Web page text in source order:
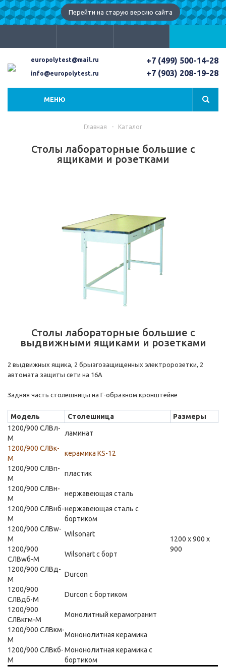
Перейти на старую версию сайта
europolytest@mail.ru
info@europolytest.ru
+7 (499) 500-14-28
+7 (903) 208-19-28
МЕНЮ
Главная - Каталог
Столы лабораторные большие с
ящиками и розетками
Столы лабораторные большие с
выдвижными ящиками и розетками
2 выдвижных ящика, 2 брызгозащищенных электророзетки, 2
автомата защиты сети на 16А
Задняя часть столешницы на Г-образном кронштейне
Модель Столешница
Размеры
1200/900 СЛВл-
М
ламинат
1200 х 900 х
900
1200/900 СЛВк-
М
керамика KS-12
1200/900 СЛВп-
М
пластик
1200/900 СЛВн-
М
нержавеющая сталь
1200/900 СЛВнб-
М
нержавеющая сталь с
бортиком
1200/900 СЛВw-
М
Wilsonart
1200/900
СЛВwб-М
Wilsonart с борт
1200/900 СЛВд-
М
Durcon
1200/900
СЛВдб-М
Durcon с бортиком
1200/900
СЛВкгм-М
Монолитный керамогранит
1200/900 СЛВкм-
М
Мононолитная керамика
1200/900 СЛВкб-
М
Мононолитная керамика с
бортиком